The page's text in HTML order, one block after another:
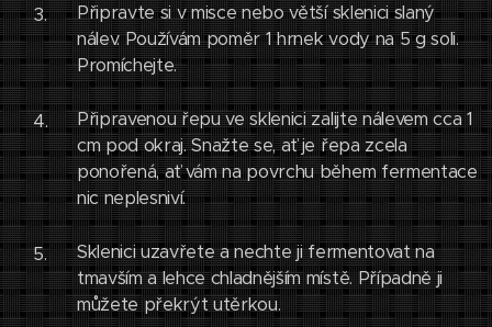
Připravte si v misce nebo větší sklenici slaný
nálev. Používám poměr 1 hrnek vody na 5 g soli.
Promíchejte.
Připravenou řepu ve sklenici zalijte nálevem cca 1
cm pod okraj. Snažte se, ať je řepa zcela
ponořená, ať vám na povrchu během fermentace
nic neplesniví.
Sklenici uzavřete a nechte ji fermentovat na
tmavším a lehce chladnějším místě. Případně ji
můžete překrýt utěrkou.